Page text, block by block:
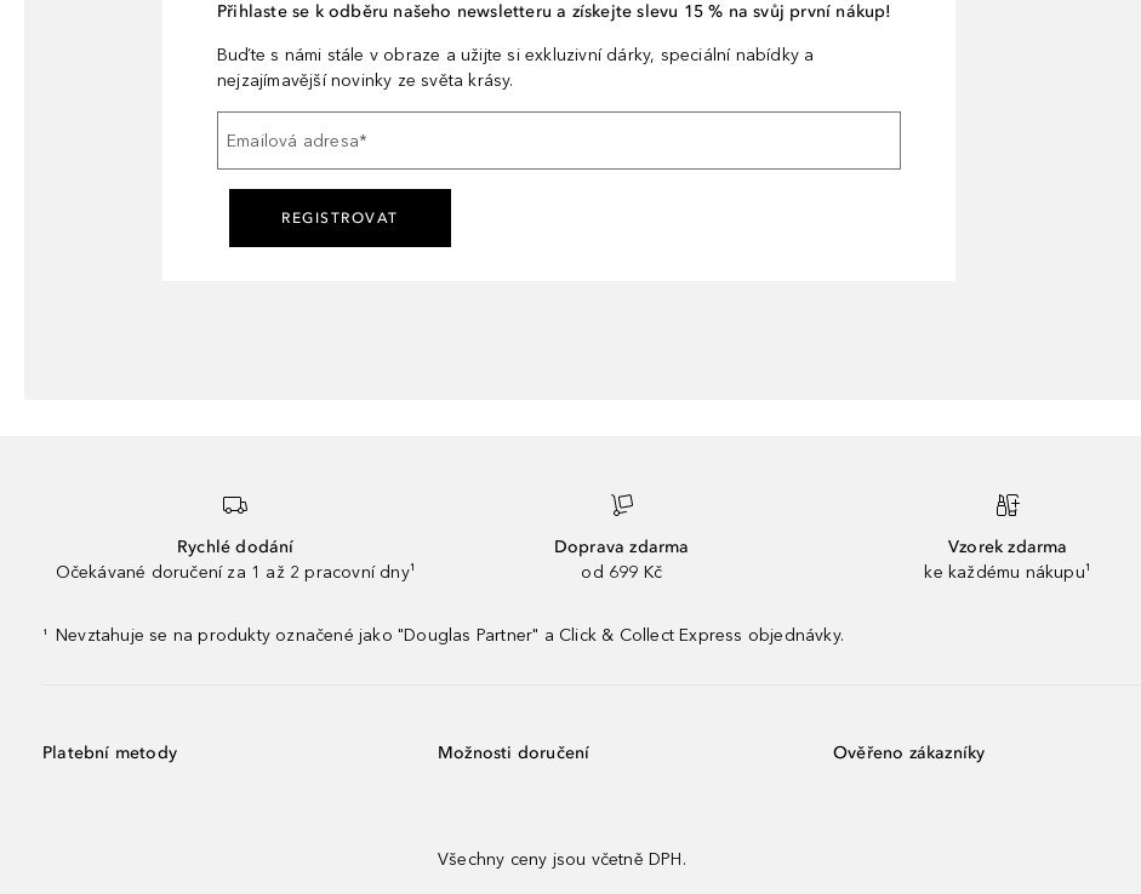
Přihlaste se k odběru našeho newsletteru a získejte slevu 15 % na svůj první nákup!
Buďte s námi stále v obraze a užijte si exkluzivní dárky, speciální nabídky a
nejzajímavější novinky ze světa krásy.
Emailová adresa*
REGISTROVAT
Rychlé dodání
Očekávané doručení za 1 až 2 pracovní dny¹
Doprava zdarma
od 699 Kč
Vzorek zdarma
ke každému nákupu¹
¹ Nevztahuje se na produkty označené jako "Douglas Partner" a Click & Collect Express objednávky.
Platební metody Možnosti doručení
Všechny ceny jsou včetně DPH.
Ověřeno zákazníky